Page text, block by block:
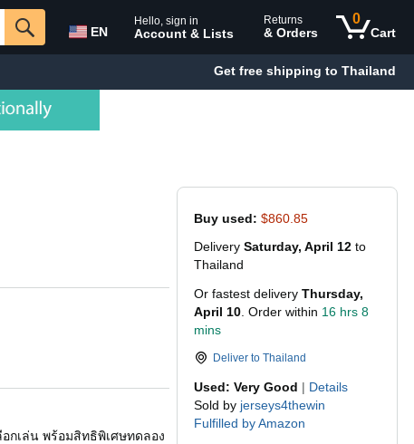
EN
Hello, sign in
Account & Lists
Returns
& Orders
0
Cart
Get free shipping to Thailand
Buy used: $860.85
Delivery Saturday, April 12 to
Thailand
Or fastest delivery Thursday,
April 10 . Order within 16 hrs 8
mins
Deliver to Thailand
Used: Very Good | Details
Sold by jerseys4thewin
Fulfilled by Amazon
กเล่น พร้อมสิทธิพิเศษทดลอง